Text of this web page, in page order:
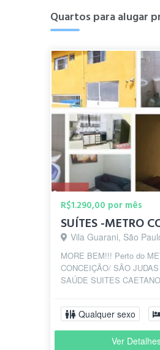
Quartos para alugar
R$1.290,00 por mês
Vila Guarani, São
MORE BEM!!! Perto do
CONCEIÇÃO/ SÃO
SAÚDE SUITES
mobiliadas com cama...
Qualquer sexo
Ver